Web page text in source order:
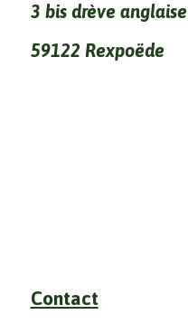
3 bis drève anglaise
59122 Rexpoëde
Contact